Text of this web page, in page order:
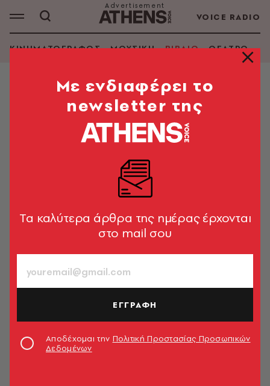
VOICE RADIO
ΚΙΝΗΜΑΤΟΓΡΑΦΟΣ ΜΟΥΣΙΚΗ ΒΙΒΛΙΟ ΘΕΑΤΡΟ -
Mε ενδιαφέρει το
newsletter της
Tα καλύτερα άρθρα της ημέρας έρχονται
στο mail σου
ΕΓΓΡΑΦΗ
Αποδέχομαι την Πολιτική Προστασίας Προσωπικών
Δεδομένων